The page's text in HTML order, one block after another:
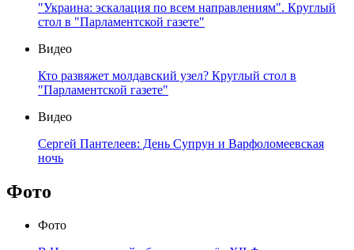
"Украина: эскалация по всем направлениям". Круглый
стол в "Парламентской газете"
Видео
Кто развяжет молдавский узел? Круглый стол в
"Парламентской газете"
Видео
Сергей Пантелеев: День Супрун и Варфоломеевская
ночь
Фото
Фото